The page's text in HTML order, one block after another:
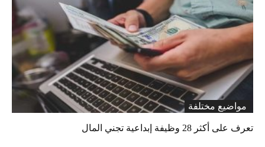
مواضيع مختلفة
تعرف على أكثر 28 وظيفة إبداعية تجني المال